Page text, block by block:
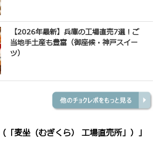
【2026年最新】兵庫の工場直売7選！ご
当地手土産も豊富（御座候・神戸スイー
ツ）
「麦坐（むぎくら） 工場直売所」）」